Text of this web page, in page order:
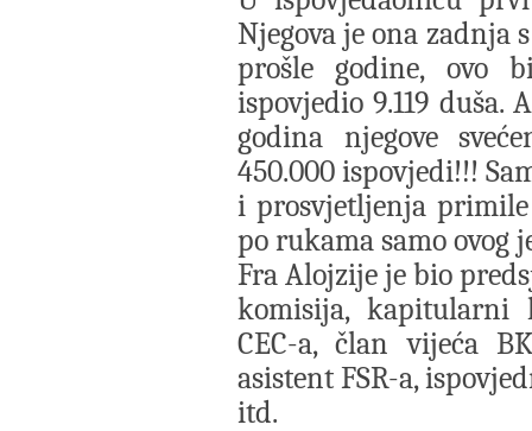
Njegova je ona zadnja
prošle godine, ovo
ispovjedio 9.119
godina njegove
450.000 ispovjedi!!!
i prosvjetljenja
po rukama samo ovog
Fra Alojzije je bio
komisija, kapitularni
CEC-a, član vijeća
asistent FSR-a,
itd.